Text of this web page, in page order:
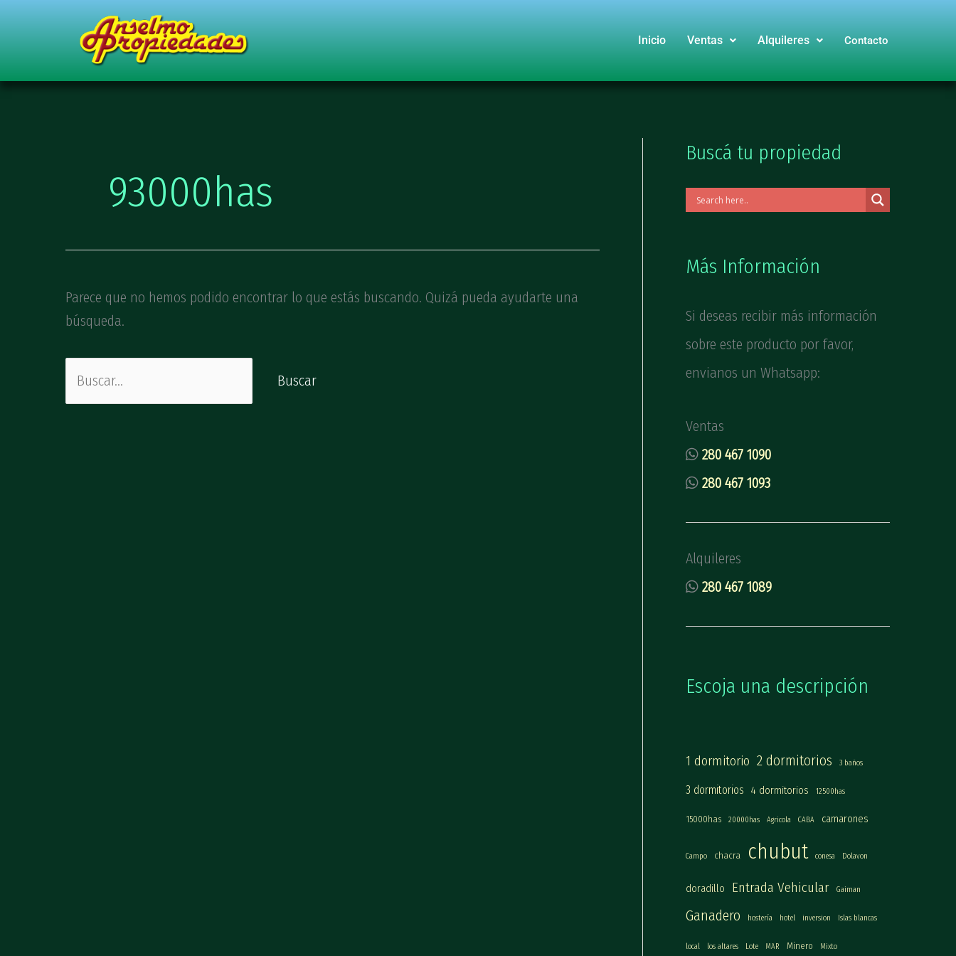
Inicio Ventas Alquileres Contacto
93000has
Parece que no hemos podido encontrar lo que estás buscando. Quizá pueda ayudarte una
búsqueda.
por:
Buscá tu propiedad
Más Información
Si deseas recibir más información
sobre este producto por favor,
envianos un Whatsapp:
Ventas
280 467 1090
280 467 1093
Alquileres
280 467 1089
Escoja una descripción
1 dormitorio 2 dormitorios 3 baños
3 dormitorios 4 dormitorios 12500has
15000has 20000has Agricola CABA camarones
Campo chacra chubut conesa Dolavon
doradillo Entrada Vehicular Gaiman
Ganadero hostería hotel inversion Islas blancas
local los altares Lote MAR Minero Mixto